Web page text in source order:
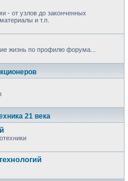
- от узлов до законченных
и т.п.
жизнь по профилю форума...
21 века